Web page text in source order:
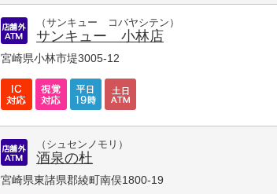
（サンキュー コバヤシテン）
サンキュー 小林店
宮崎県小林市堤3005-12
（シュセンノモリ）
酒泉の杜
宮崎県東諸県郡綾町南俣1800-19